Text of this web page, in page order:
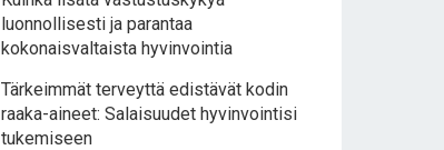
luonnollisesti ja parantaa
kokonaisvaltaista hyvinvointia
Tärkeimmät terveyttä edistävät kodin
raaka-aineet: Salaisuudet hyvinvointisi
tukemiseen